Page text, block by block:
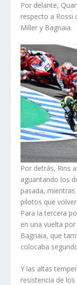
Por delante,
respecto a Rossi
Miller y Bagnaia.
Por detrás, Rins
aguantando los
pasada,
pilotos que
Para la tercera
en una vuelta
Bagnaia, que
colocaba
Y las altas
resistencia de